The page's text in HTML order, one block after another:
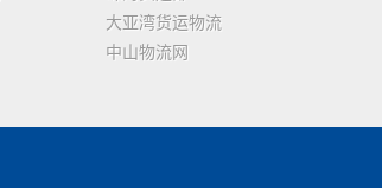
大亚湾货运物流
中山物流网